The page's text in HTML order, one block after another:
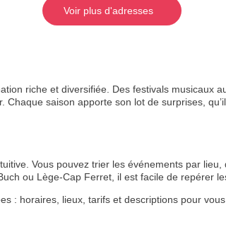
Voir plus d'adresses
riche et diversifiée. Des festivals
saison apporte son lot de surprises,
Vous pouvez trier les événements par
ou Lège-Cap Ferret, il est facile de repérer
: horaires, lieux, tarifs et descriptions pour